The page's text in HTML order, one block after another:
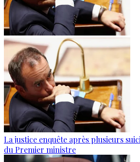
La justice enquête après plusieurs
du Premier ministre